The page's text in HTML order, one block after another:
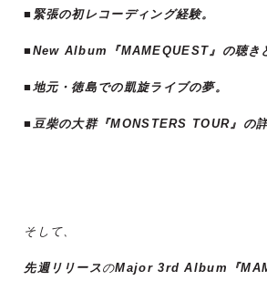
■緊張の初レコーディング経験。
■New Album『MAMEQUEST』の聴き
■地元・徳島での凱旋ライブの夢。
■豆柴の大群『MONSTERS TOUR』の詳
そして、
先週リリースのMajor 3rd Album『